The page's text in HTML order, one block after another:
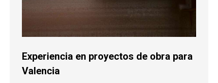
Experiencia en proyectos de obra para
Valencia